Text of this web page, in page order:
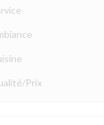
Prix